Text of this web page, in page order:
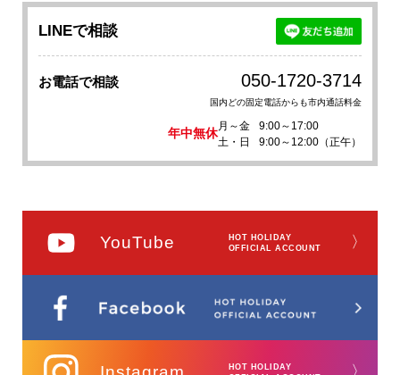
LINEで相談
お電話で相談 050-1720-3714
国内どの固定電話からも市内通話料金
年中無休
月～金
9:00～17:00
土・日
9:00～12:00（正午）
YouTube
HOT HOLIDAY
OFFICIAL ACCOUNT
〉
HOT HOLIDAY